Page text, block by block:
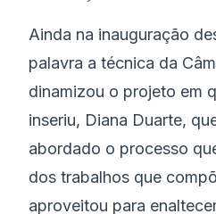
Ainda na inauguração
palavra a técnica da
dinamizou o projeto em
inseriu, Diana Duarte,
abordado o processo
dos trabalhos que
aproveitou para